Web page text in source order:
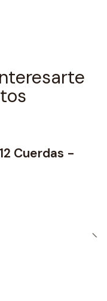
Cuerdas -